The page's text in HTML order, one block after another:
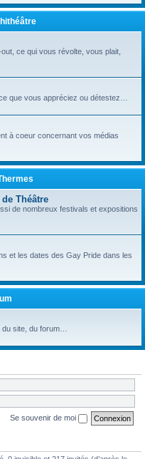
ce qui vous révolte, vous plait,
que vous appréciez ou détestez…
à coeur concernant vos médias
Théâtre
de nombreux festivals et expositions
et les dates des Gay Pride dans les
du site, du forum…
Se souvenir de moi